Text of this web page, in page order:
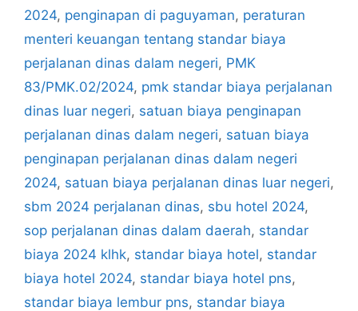
2024, penginapan di paguyaman, peraturan
menteri keuangan tentang standar biaya
perjalanan dinas dalam negeri, PMK
83/PMK.02/2024, pmk standar biaya perjalanan
dinas luar negeri, satuan biaya penginapan
perjalanan dinas dalam negeri, satuan biaya
penginapan perjalanan dinas dalam negeri
2024, satuan biaya perjalanan dinas luar negeri,
sbm 2024 perjalanan dinas, sbu hotel 2024,
sop perjalanan dinas dalam daerah, standar
biaya 2024 klhk, standar biaya hotel, standar
biaya hotel 2024, standar biaya hotel pns,
standar biaya lembur pns, standar biaya